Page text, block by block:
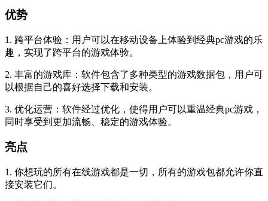
优势
1. 跨平台体验：用户可以在移动设备上体验到经典pc游戏的乐
趣，实现了跨平台的游戏体验。
2. 丰富的游戏库：软件包含了多种类型的游戏数据包，用户可
以根据自己的喜好选择下载和安装。
3. 优化运营：软件经过优化，使得用户可以重温经典pc游戏，
同时享受到更加流畅、稳定的游戏体验。
亮点
1. 你想玩的所有在线游戏都是一切，所有的游戏包都允许你直
接安装它们。